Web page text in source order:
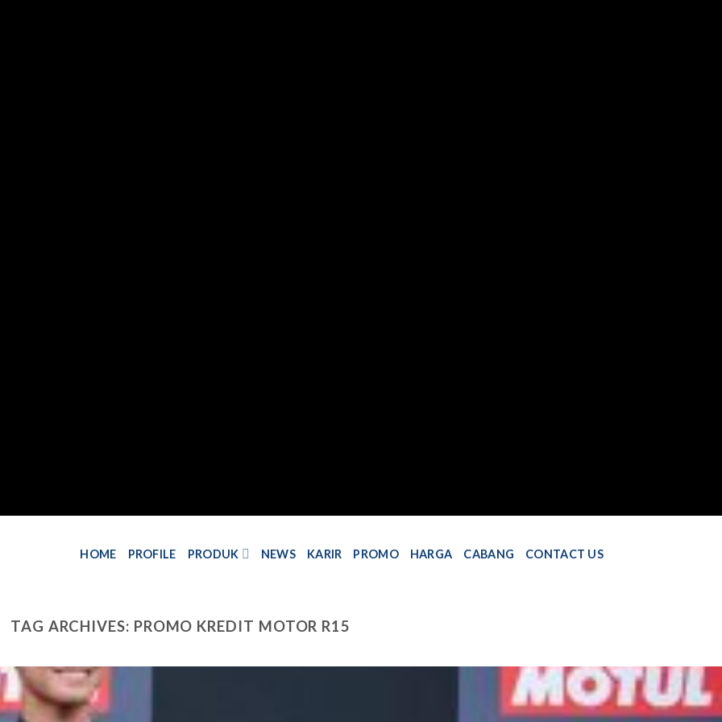
HOME PROFILE PRODUK NEWS KARIR PROMO HARGA CABANG CONTACT US
TAG ARCHIVES: PROMO KREDIT MOTOR R15